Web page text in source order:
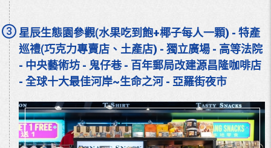
3 星辰生態園參觀(水果吃到飽+椰子每人一顆) - 特產
巡禮(巧克力專賣店、土產店) - 獨立廣場 - 高等法院
- 中央藝術坊 - 鬼仔巷 - 百年郵局改建源昌隆咖啡店
- 全球十大最佳河岸~生命之河 - 亞羅街夜市